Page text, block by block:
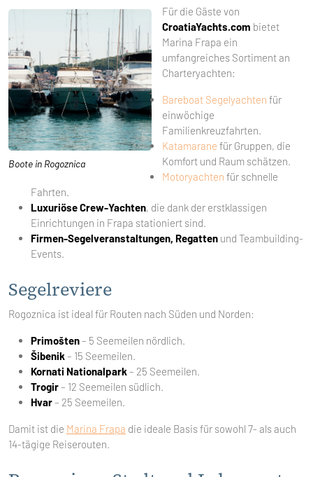
Boote in Rogoznica
Für die Gäste von
CroatiaYachts.com bietet
Marina Frapa ein
umfangreiches Sortiment an
Charteryachten:
Bareboat Segelyachten für
einwöchige
Familienkreuzfahrten.
Katamarane für Gruppen, die
Komfort und Raum schätzen.
Motoryachten für schnelle
Fahrten.
Luxuriöse Crew-Yachten, die dank der erstklassigen
Einrichtungen in Frapa stationiert sind.
Firmen-Segelveranstaltungen, Regatten und Teambuilding-
Events.
Segelreviere
Rogoznica ist ideal für Routen nach Süden und Norden:
Primošten– 5 Seemeilen nördlich.
Šibenik– 15 Seemeilen.
Kornati Nationalpark– 25 Seemeilen.
Trogir– 12 Seemeilen südlich.
Hvar– 25 Seemeilen.
Damit ist die Marina Frapa die ideale Basis für sowohl 7- als auch
14-tägige Reiserouten.